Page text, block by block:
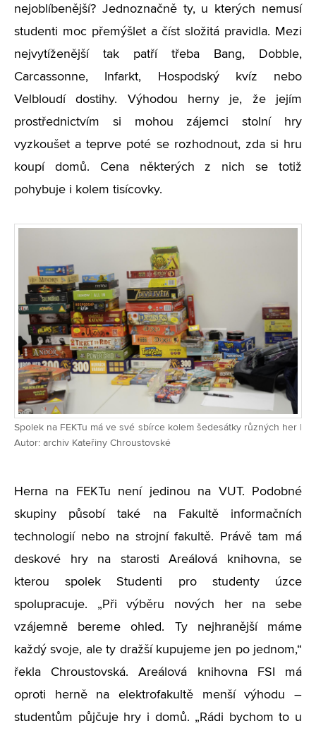
nejoblíbenější? Jednoznačně ty, u kterých nemusí
studenti moc přemýšlet a číst složitá pravidla. Mezi
nejvytíženější tak patří třeba Bang, Dobble,
Carcassonne, Infarkt, Hospodský kvíz nebo
Velbloudí dostihy. Výhodou herny je, že jejím
prostřednictvím si mohou zájemci stolní hry
vyzkoušet a teprve poté se rozhodnout, zda si hru
koupí domů. Cena některých z nich se totiž
pohybuje i kolem tisícovky.
Spolek na FEKTu má ve své sbírce kolem šedesátky různých her |
Autor: archiv Kateřiny Chroustovské
Herna na FEKTu není jedinou na VUT. Podobné
skupiny působí také na Fakultě informačních
technologií nebo na strojní fakultě. Právě tam má
deskové hry na starosti Areálová knihovna, se
kterou spolek Studenti pro studenty úzce
spolupracuje. „Při výběru nových her na sebe
vzájemně bereme ohled. Ty nejhranější máme
každý svoje, ale ty dražší kupujeme jen po jednom,“
řekla Chroustovská. Areálová knihovna FSI má
oproti herně na elektrofakultě menší výhodu –
studentům půjčuje hry i domů. „Rádi bychom to u